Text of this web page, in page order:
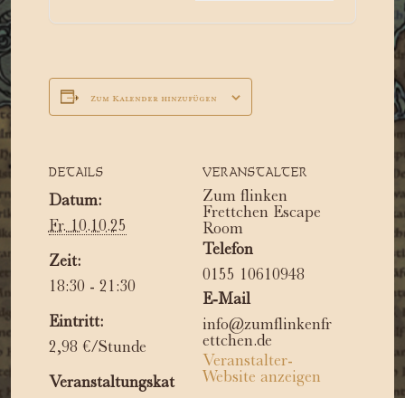
Zum Kalender hinzufügen
DETAILS
Datum:
Fr. 10.10.25
Zeit:
18:30 - 21:30
Eintritt:
2,98 €/Stunde
Veranstaltungskat
VERANSTALTER
Zum flinken
Frettchen Escape
Room
Telefon
0155 10610948
E-Mail
info@zumflinkenfr
ettchen.de
Veranstalter-
Website anzeigen